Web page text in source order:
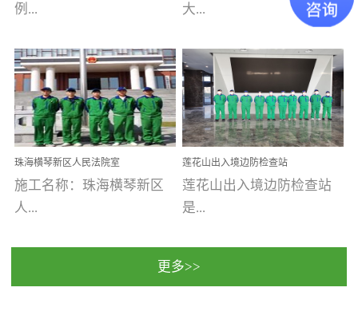
完成生产任务，确保全国
求。资质优势团队优势分
支优势优吸环保是一棵正
茁壮成长的树，只要我们
人人都爱护她、珍惜她、
她将越来越枝繁叶茂，终
将会成为一棵参天大树！
优吸环保截止2020年拥有
全国600家网点分支机构。
内空气治理工程纪实
例...
【东莞美豪雅致酒店】室
内空气治理项目东莞美豪
雅致酒店 东莞美豪雅
致酒店是为中高端人士...
大...
学广州校区室内空气治
理 工程案例地址：广
州南沙区·香港科技大学(广
州)校区 工程案...
珠海横琴新区人民法院室
内除甲醛空气治理项目
施工名称：珠海横琴新区
人...
民法院室内除甲醛空气治
莲花山出入境边防检查站
室内除甲醛空气治理项目
莲花山出入境边防检查站
是...
国家通过设在对外开放口
更多>>